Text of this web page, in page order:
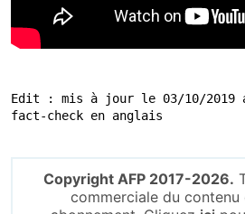
Edit : mis à jour le 03/10/2019
fact-check en anglais
Copyright AFP 2017-2026.
commerciale du contenu